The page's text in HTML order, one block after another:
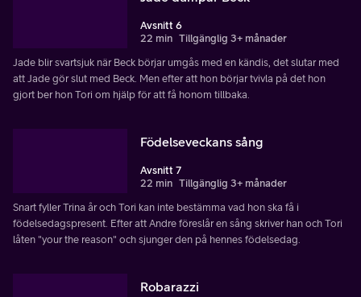
Avsnitt 6
22 min Tillgänglig 3+ månader
Jade blir svartsjuk när Beck börjar umgås med en kändis, det slutar med
att Jade gör slut med Beck. Men efter att hon börjar tvivla på det hon
gjort ber hon Tori om hjälp för att få honom tillbaka.
Födelseveckans sång
Avsnitt 7
22 min Tillgänglig 3+ månader
Snart fyller Trina år och Tori kan inte bestämma vad hon ska få i
födelsedagspresent. Efter att Andre föreslår en sång skriver han och Tori
låten "your the reason" och sjunger den på hennes födelsedag.
Robarazzi